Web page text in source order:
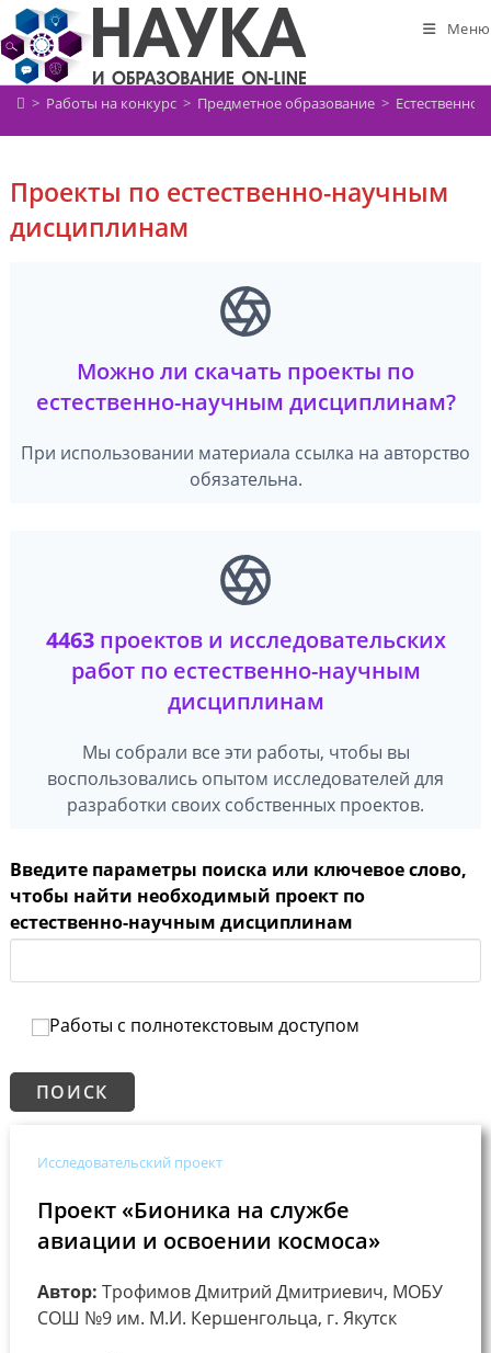
Перейти
к
содержимому
Меню
> Работы на конкурс > Предметное образование >
Проекты по естественно-научным
дисциплинам
Можно ли скачать проекты по
естественно-научным дисциплинам?
При использовании материала ссылка на авторство
обязательна.
4463проектов и исследовательских
работ по естественно-научным
дисциплинам
Мы собрали все эти работы, чтобы вы
воспользовались опытом исследователей для
разработки своих собственных проектов.
Введите параметры поиска или ключевое слово,
чтобы найти необходимый проект по
естественно-научным дисциплинам
Работы с полнотекстовым доступом
Исследовательский проект
Проект «Бионика на службе
авиации и освоении космоса»
Автор: Трофимов Дмитрий Дмитриевич, МОБУ
СОШ №9 им. М.И. Кершенгольца, г. Якутск